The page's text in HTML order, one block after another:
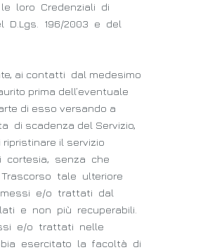
loro Credenziali di
D.Lgs. 196/2003 e del
ai contatti dal medesimo
prima dell’eventuale
di esso versando a
di scadenza del Servizio,
il servizio
cortesia, senza che
Trascorso tale ulteriore
e/o trattati dal
e non più recuperabili.
e/o trattati nelle
esercitato la facoltà di